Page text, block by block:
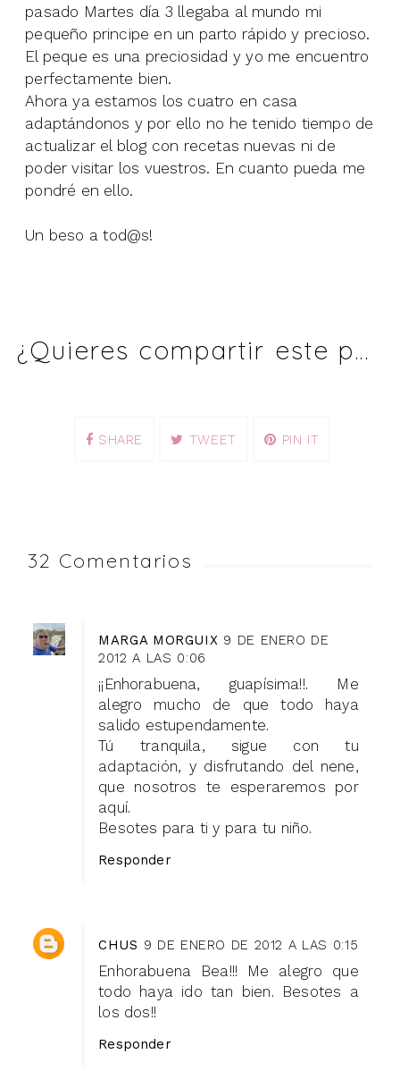
pasado Martes día 3 llegaba al mundo mi
pequeño principe en un parto rápido y precioso.
El peque es una preciosidad y yo me encuentro
perfectamente bien.
Ahora ya estamos los cuatro en casa
adaptándonos y por ello no he tenido tiempo de
actualizar el blog con recetas nuevas ni de
poder visitar los vuestros. En cuanto pueda me
pondré en ello.
Un beso a tod@s!
¿Quieres compartir este post?
SHARE TWEET PIN IT
32 Comentarios
MARGA MORGUIX 9 DE ENERO DE
2012 A LAS 0:06
¡¡Enhorabuena, guapísima!!. Me
alegro mucho de que todo haya
salido estupendamente.
Tú tranquila, sigue con tu
adaptación, y disfrutando del nene,
que nosotros te esperaremos por
aquí.
Besotes para ti y para tu niño.
Responder
CHUS 9 DE ENERO DE 2012 A LAS 0:15
Enhorabuena Bea!!! Me alegro que
todo haya ido tan bien. Besotes a
los dos!!
Responder